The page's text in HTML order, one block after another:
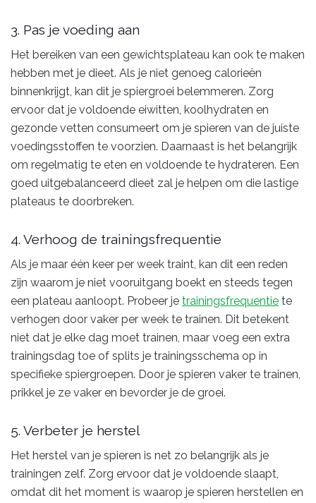
3. Pas je voeding aan
Het bereiken van een gewichtsplateau kan ook te maken
hebben met je dieet. Als je niet genoeg calorieën
binnenkrijgt, kan dit je spiergroei belemmeren. Zorg
ervoor dat je voldoende eiwitten, koolhydraten en
gezonde vetten consumeert om je spieren van de juiste
voedingsstoffen te voorzien. Daarnaast is het belangrijk
om regelmatig te eten en voldoende te hydrateren. Een
goed uitgebalanceerd dieet zal je helpen om die lastige
plateaus te doorbreken.
4. Verhoog de trainingsfrequentie
Als je maar één keer per week traint, kan dit een reden
zijn waarom je niet vooruitgang boekt en steeds tegen
een plateau aanloopt. Probeer je trainingsfrequentie te
verhogen door vaker per week te trainen. Dit betekent
niet dat je elke dag moet trainen, maar voeg een extra
trainingsdag toe of splits je trainingsschema op in
specifieke spiergroepen. Door je spieren vaker te trainen,
prikkel je ze vaker en bevorder je de groei.
5. Verbeter je herstel
Het herstel van je spieren is net zo belangrijk als je
trainingen zelf. Zorg ervoor dat je voldoende slaapt,
omdat dit het moment is waarop je spieren herstellen en